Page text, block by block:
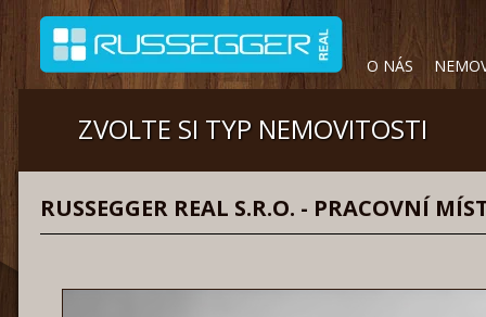
O NÁS
ZVOLTE SI TYP NEMOVITOSTI
RUSSEGGER REAL S.R.O. - PRACOVNÍ